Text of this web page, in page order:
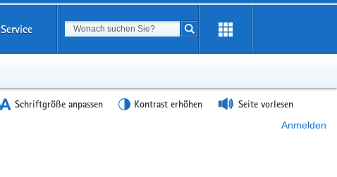
Service Suchbegriff
Suche starten
Schriftgröße anpassen Kontrast erhöhen Seite vorlesen
Anmelden